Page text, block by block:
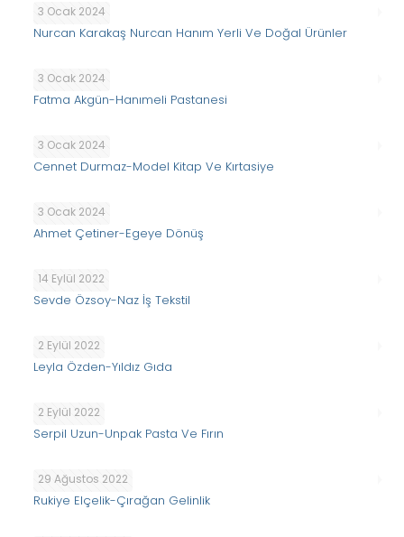
3 Ocak 2024
Nurcan Karakaş Nurcan Hanım Yerli Ve Doğal Ürünler
3 Ocak 2024
Fatma Akgün-Hanımeli Pastanesi
3 Ocak 2024
Cennet Durmaz-Model Kitap Ve Kırtasiye
3 Ocak 2024
Ahmet Çetiner-Egeye Dönüş
14 Eylül 2022
Sevde Özsoy-Naz İş Tekstil
2 Eylül 2022
Leyla Özden-Yıldız Gıda
2 Eylül 2022
Serpil Uzun-Unpak Pasta Ve Fırın
29 Ağustos 2022
Rukiye Elçelik-Çırağan Gelinlik